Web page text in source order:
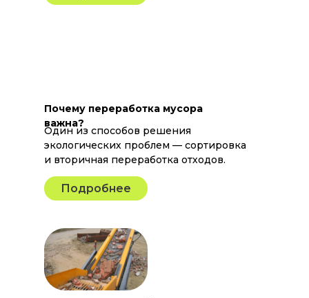
Один из способов решения
экологических проблем — сортировка
и вторичная переработка отходов.
Почему переработка мусора
важна?
Подробнее